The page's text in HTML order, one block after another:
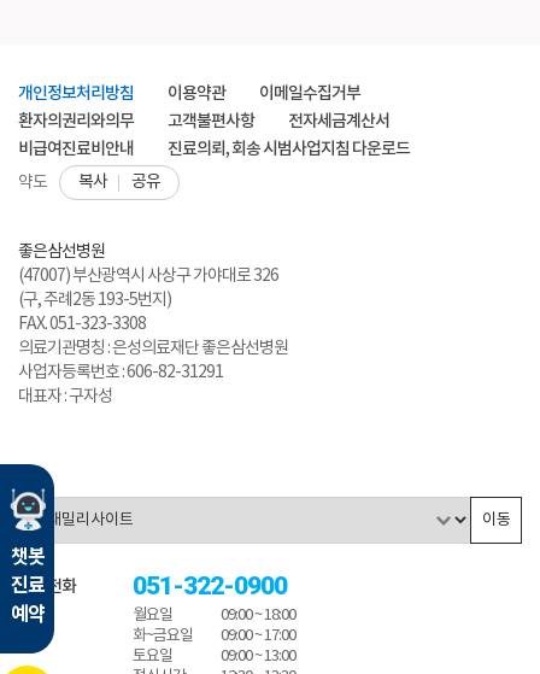
개인정보처리방침 이용약관
이메일수집거부
환자의권리와의무
고객불편사항
전자세금계산서
비급여진료비안내
진료의뢰, 회송 시범사업지침 다운로드
약도 복사 공유
좋은삼선병원
(47007) 부산광역시 사상구 가야대로 326
(구, 주례2동 193-5번지)
FAX. 051-323-3308
의료기관명칭 : 은성의료재단 좋은삼선병원
사업자등록번호 : 606-82-31291
대표자 : 구자성
이동
대표전화 051-322-0900
월요일
09:00 ~ 18:00
화~금요일
09:00 ~ 17:00
토요일
09:00 ~ 13:00
챗봇
진료
예약